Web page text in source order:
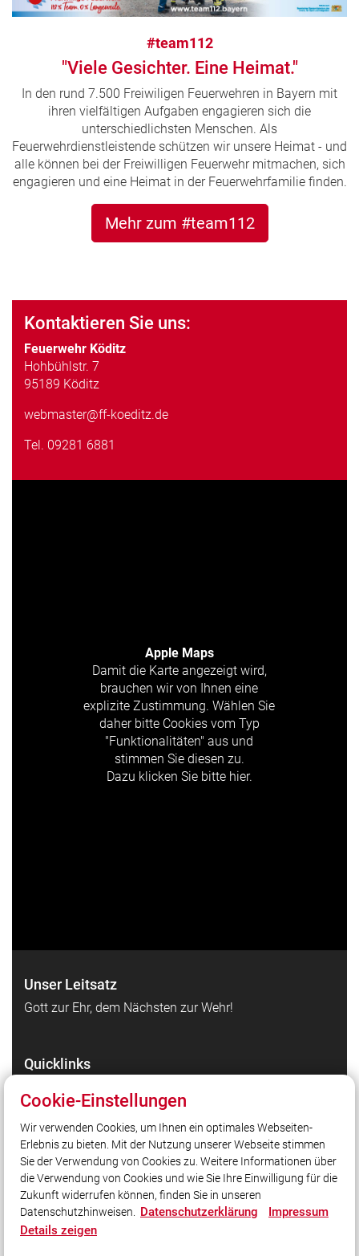
#team112
"Viele Gesichter. Eine Heimat."
In den rund 7.500 Freiwiligen Feuerwehren in Bayern mit
ihren vielfältigen Aufgaben engagieren sich die
unterschiedlichsten Menschen. Als
Feuerwehrdienstleistende schützen wir unsere Heimat - und
alle können bei der Freiwilligen Feuerwehr mitmachen, sich
engagieren und eine Heimat in der Feuerwehrfamilie finden.
Mehr zum #team112
Kontaktieren Sie uns:
Feuerwehr Köditz
Hohbühlstr. 7
95189 Köditz
webmaster@ff-koeditz.de
Tel. 09281 6881
Apple Maps
Damit die Karte angezeigt wird,
brauchen wir von Ihnen eine
explizite Zustimmung. Wählen Sie
daher bitte Cookies vom Typ
"Funktionalitäten" aus und
stimmen Sie diesen zu.
Dazu klicken Sie bitte hier.
Unser Leitsatz
Gott zur Ehr, dem Nächsten zur Wehr!
Quicklinks
Facebookseite der Jugendfeuerwehr Köditz
Facebookseite der Kinderfeuerwehr Köditz
Instagramseite der Feuerwehr Köditz
Instagramseite der Jugendfeuerwehr Köditz
Social Media
Cookie-Einstellungen
Wir verwenden Cookies, um Ihnen ein optimales Webseiten-
Erlebnis zu bieten. Mit der Nutzung unserer Webseite stimmen
Sie der Verwendung von Cookies zu. Weitere Informationen über
die Verwendung von Cookies und wie Sie Ihre Einwilligung für die
Zukunft widerrufen können, finden Sie in unseren
Datenschutzhinweisen. Datenschutzerklärung
Impressum
Details zeigen